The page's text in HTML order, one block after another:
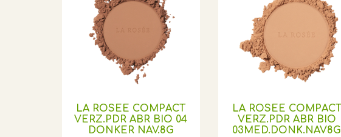
LA ROSEE COMPACT
VERZ.PDR ABR BIO 04
DONKER NAV.8G
LA ROSEE COMPACT
VERZ.PDR ABR BIO
03MED.DONK.NAV8G